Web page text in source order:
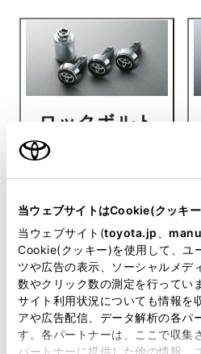
当ウェブサイトはCookie(クッキー
当ウェブサイト(toyota.jp
Cookie(クッキー)を使用して、ユ
ツや広告の表示、ソーシャルメデ
数やクリック数の測定を行ってい
サイト利用状況についても情報を
アや広告配信、データ解析の各パ
す。各パートナーは、ここで収集
パートナーに提供した他の情報、
ロックボルト
（ナンバープレ
ート用）
キー付ホイール
ナット（タイ